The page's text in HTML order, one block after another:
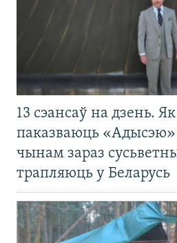
13 сэансаў на дзень.
паказваюць «Адысэю»
чынам зараз
трапляюць у Беларусь